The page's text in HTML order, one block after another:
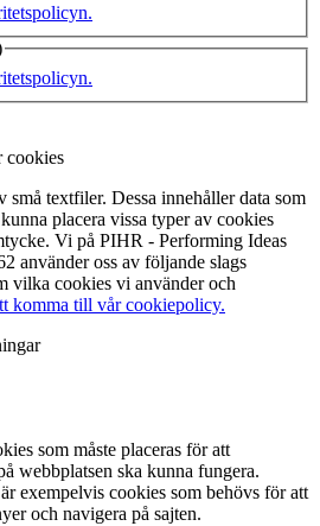
cookies
textfiler. Dessa innehåller data som
placera vissa typer av cookies
Vi på PIHR - Performing Ideas
använder oss av följande slags
vilka cookies vi använder och
komma till vår cookiepolicy.
som måste placeras för att
webbplatsen ska kunna fungera.
exempelvis cookies som behövs för att
och navigera på sajten.